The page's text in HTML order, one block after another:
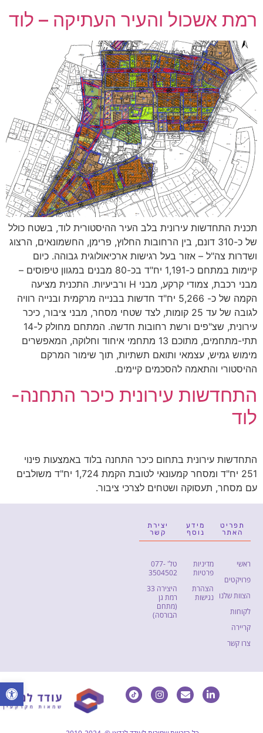
רמת אשכול והעיר העתיקה – לוד
תכנית התחדשות עירונית בלב העיר ההיסטורית לוד, בשטח כולל
של כ-310 דונם, בין הרחובות החלוץ, פרימן, החשמונאים, הרצוג
ושדרות צה"ל – אזור בעל רגישות ארכיאולוגית גבוהה. כיום
קיימות במתחם כ-1,191 יח"ד בכ-80 מבנים במגוון טיפוסים –
מבני רכבת, צמודי קרקע, מבני H ורביעיות. התכנית מציעה
הקמה של כ- 5,266 יח"ד חדשות בבנייה מרקמית ובנייה רוויה
לגובה של עד 25 קומות, לצד שטחי מסחר, מבני ציבור, כיכר
עירונית, שצ"פים ורשת רחובות חדשה. המתחם מחולק ל-14
תתי-מתחמים, מתוכם 13 מתחמי איחוד וחלוקה, המאפשרים
מימוש גמיש, עצמאי ותואם תשתיות, תוך שימור המרקם
ההיסטורי והתאמה להסכמים קיימים.
התחדשות עירונית כיכר התחנה-
לוד
התחדשות עירונית בתחום כיכר התחנה בלוד באמצעות פינוי
251 יח"ד ומסחר קמעונאי לטובת הקמת 1,724 יח"ד משולבים
עם מסחר, תעסוקה ושטחים לצרכי ציבור.
תפריט
האתר
ראשי
פרויקטים
הצוות שלנו
לקוחות
קריירה
צרו קשר
מידע
נוסף
מדיניות
פרטיות
הצהרת
נגישות
יצירת
קשר
טל' 077-
3504502
היצירה 33
רמת גן
(מתחם
הבורסה)